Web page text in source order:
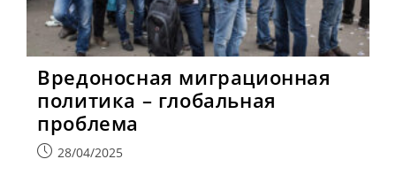
Вредоносная миграционная
политика – глобальная
проблема
Запись28/04/2025